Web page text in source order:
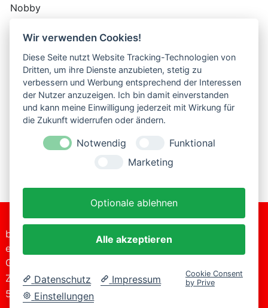
Nobby
Geb. 1950
aus Overath
Technischer
Angestellter
Bertrandt
Ingenieurbüro
bitte-
einsteigen
GmbH
Zur Kaule 16
51491 Overath
+49 (0)2206
Mail:
einsteigen.de
Wir verwenden Cookies!
Diese Seite nutzt Website Tracking-Technologien von
Dritten, um ihre Dienste anzubieten, stetig zu
verbessern und Werbung entsprechend der Interessen
der Nutzer anzuzeigen. Ich bin damit einverstanden
und kann meine Einwilligung jederzeit mit Wirkung für
die Zukunft widerrufen oder ändern.
Notwendig
Funktional
Marketing
Optionale ablehnen
Alle akzeptieren
Datenschutz
Impressum
Einstellungen
Cookie Consent
by Prive